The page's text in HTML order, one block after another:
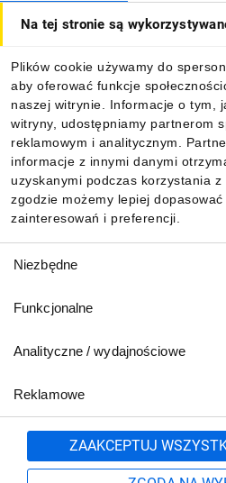
Na tej stronie są
Plików cookie używamy do
aby oferować funkcje
naszej witrynie. Informacje o tym,
witryny, udostępniamy partnerom
reklamowym i analitycznym.
informacje z innymi danymi
uzyskanymi podczas korzystania z
zgodzie możemy lepiej
zainteresowań i preferencji.
zgody
Niezbędne
Funkcjonalne
Analityczne / wydajnościowe
Reklamowe
ZAAKCEPTUJ
Informacje
Pobierz naszą
801 500 700 lub